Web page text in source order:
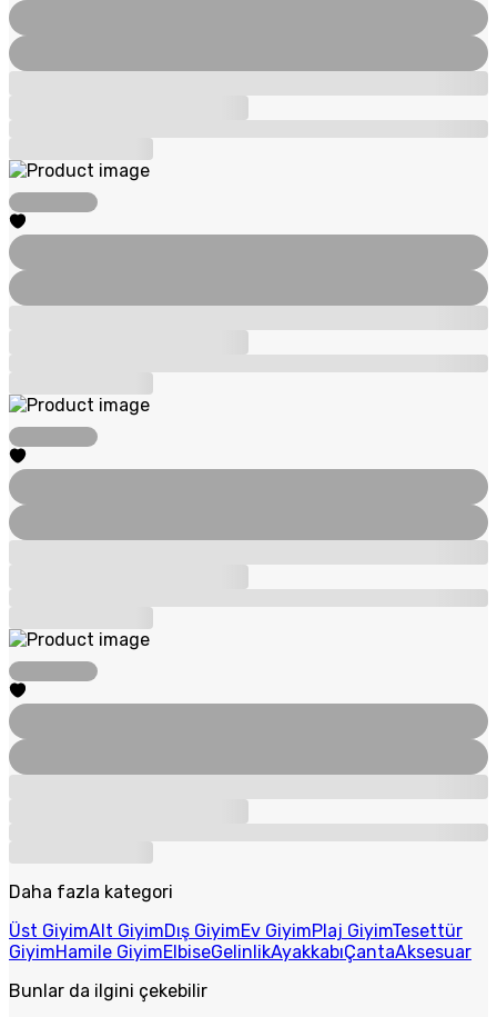
Daha fazla kategori
Üst GiyimAlt GiyimDış GiyimEv GiyimPlaj GiyimTesettür
GiyimHamile GiyimElbiseGelinlikAyakkabıÇantaAksesuar
Bunlar da ilgini çekebilir